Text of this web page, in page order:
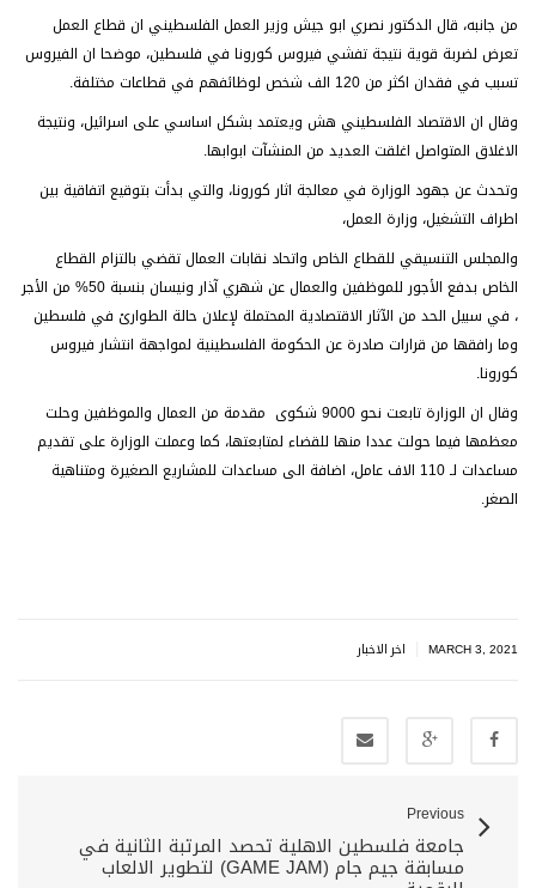
من جانبه، قال الدكتور نصري ابو جيش وزير العمل الفلسطيني ان قطاع العمل
تعرض لضربة قوية نتيجة تفشي فيروس كورونا في فلسطين، موضحا ان الفيروس
تسبب في فقدان اكثر من 120 الف شخص لوظائفهم في قطاعات مختلفة.
وقال ان الاقتصاد الفلسطيني هش ويعتمد بشكل اساسي على اسرائيل، ونتيجة
الاغلاق المتواصل اغلقت العديد من المنشآت ابوابها.
وتحدث عن جهود الوزارة في معالجة اثار كورونا، والتي بدأت بتوقيع اتفاقية بين
اطراف التشغيل، وزارة العمل،
والمجلس التنسيقي للقطاع الخاص واتحاد نقابات العمال تقضي بالتزام القطاع
الخاص بدفع الأجور للموظفين والعمال عن شهري آذار ونيسان بنسبة 50% من الأجر
، في سبيل الحد من الآثار الاقتصادية المحتملة لإعلان حالة الطوارئ في فلسطين
وما رافقها من قرارات صادرة عن الحكومة الفلسطينية لمواجهة انتشار فيروس
كورونا.
وقال ان الوزارة تابعت نحو 9000 شكوى مقدمة من العمال والموظفين وحلت
معظمها فيما حولت عددا منها للقضاء لمتابعتها، كما وعملت الوزارة على تقديم
مساعدات لـ 110 الاف عامل، اضافة الى مساعدات للمشاريع الصغيرة ومتناهية
الصغر.
MARCH 3, 2021 اخر الاخبار
Previous
جامعة فلسطين الاهلية تحصد المرتبة الثانية في
مسابقة جيم جام (GAME JAM) لتطوير الالعاب